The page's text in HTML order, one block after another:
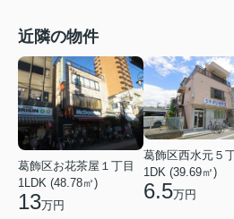
近隣の物件
葛飾区お花茶屋１丁目
1LDK (48.78㎡)
13万円
葛飾区西水元５
1DK (39.69㎡)
6.5万円